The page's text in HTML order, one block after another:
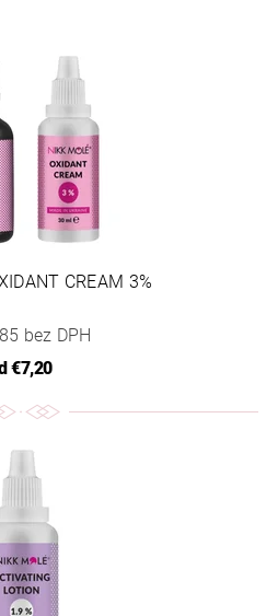
CREAM 3%
bez DPH
€7,20